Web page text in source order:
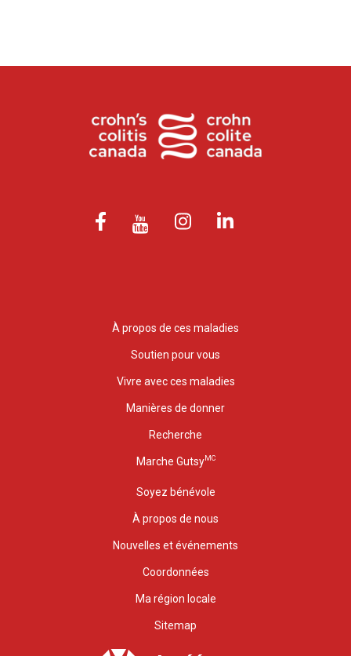
À propos de ces maladies
Soutien pour vous
Vivre avec ces maladies
Manières de donner
Recherche
Marche GutsyMC
Soyez bénévole
À propos de nous
Nouvelles et événements
Coordonnées
Ma région locale
Sitemap